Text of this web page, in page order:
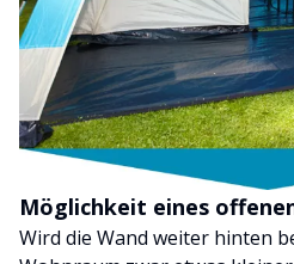
Möglichkeit eines
Wird die Wand weiter hinten